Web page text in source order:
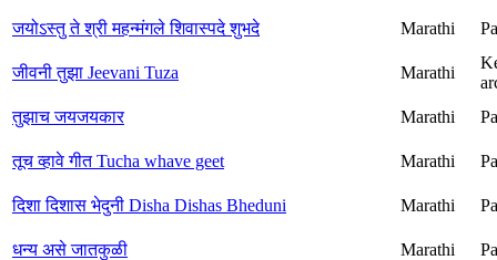
जयोऽस्तु ते श्री महन्मंगले शिवास्पदे शुभदे Marathi
जीवनी तुझा Jeevani Tuza Marathi
तुझाच जयजयकार
Marathi
तूच व्हावे गीत Tucha whave geet Marathi
दिशा दिशास भेदुनी Disha Dishas Bheduni Marathi
धन्य असे जातकुळी Marathi